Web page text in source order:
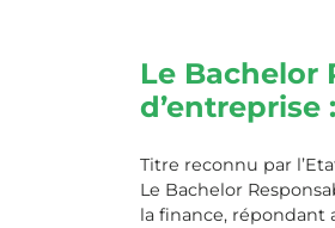
Le Bachelor
d’entreprise :
Titre reconnu par
Le Bachelor
la finance, répondant